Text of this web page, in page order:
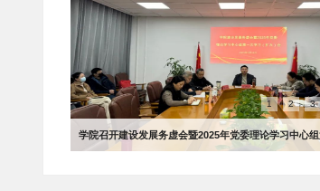
1 2 3
学院党委副书记、院长杨潮兴一行赴定点帮扶村调研指